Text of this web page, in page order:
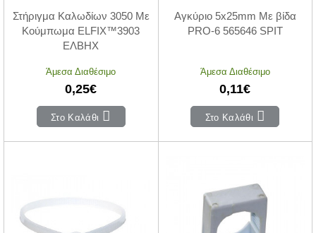
Στήριγμα Καλωδίων 3050 Με
Κούμπωμα ELFIX™3903
ΕΛΒΗΧ
Άμεσα Διαθέσιμο
0,25€
Στο Καλάθι
Αγκύριο 5x25mm Με βίδα
PRO-6 565646 SPIT
Άμεσα Διαθέσιμο
0,11€
Στο Καλάθι